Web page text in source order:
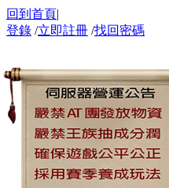
回到首頁|
登錄 /立即註冊 /找回密碼